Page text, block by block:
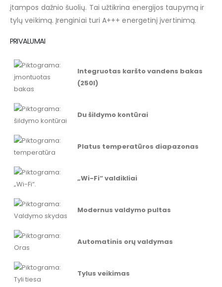
įtampos dažnio šuolių. Tai užtikrina energijos taupymą ir
tylų veikimą. Įrenginiai turi A+++ energetinį įvertinimą.
PRIVALUMAI
Integruotas karšto vandens bakas
(250l)
Du šildymo kontūrai
Platus temperatūros diapazonas
„Wi-Fi“ valdikliai
Modernus valdymo pultas
Automatinis orų valdymas
Tylus veikimas